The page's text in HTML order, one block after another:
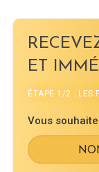
ET
ÉTAPE 1/2 : LES
Vous